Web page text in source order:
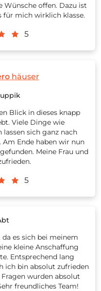
Wünsche offen. Dazu ist
für mich wirklich klasse.
5
häuser
Blick in dieses knapp
Viele Dinge wie
sich ganz nach
Am Ende haben wir nun
Meine Frau und
5
es sich bei meinem
kleine Anschaffung
Entsprechend lang
ich bin absolut zufrieden
wurden absolut
freundliches Team!